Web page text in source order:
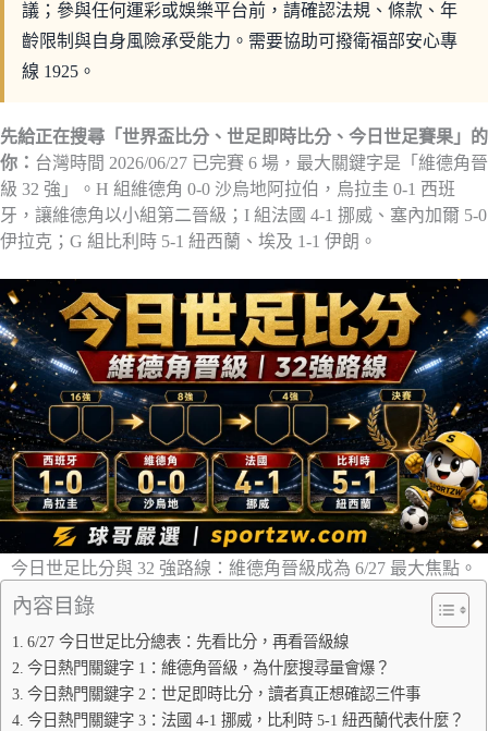
議；參與任何運彩或娛樂平台前，請確認法規、條款、年
齡限制與自身風險承受能力。需要協助可撥衛福部安心專
線 1925。
先給正在搜尋「世界盃比分、世足即時比分、今日世足賽果」的
你： 台灣時間 2026/06/27 已完賽 6 場，最大關鍵字是「維德角晉
級 32 強」。H 組維德角 0-0 沙烏地阿拉伯，烏拉圭 0-1 西班
牙，讓維德角以小組第二晉級；I 組法國 4-1 挪威、塞內加爾 5-0
伊拉克；G 組比利時 5-1 紐西蘭、埃及 1-1 伊朗。
今日世足比分與 32 強路線：維德角晉級成為 6/27 最大焦點。
內容目錄
6/27 今日世足比分總表：先看比分，再看晉級線
今日熱門關鍵字 1：維德角晉級，為什麼搜尋量會爆？
今日熱門關鍵字 2：世足即時比分，讀者真正想確認三件事
今日熱門關鍵字 3：法國 4-1 挪威，比利時 5-1 紐西蘭代表什麼？